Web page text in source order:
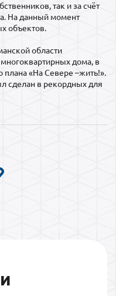
так и за счёт
На данный момент
объектов.
области
дома, в
плана «На Севере –жить!».
сделан в рекордных для